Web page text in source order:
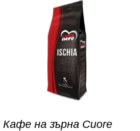
Кафе на зърна Cuore